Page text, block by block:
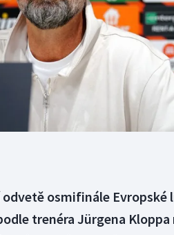
Golf
Gymnastika
osmifinále
trenéra Jürgena